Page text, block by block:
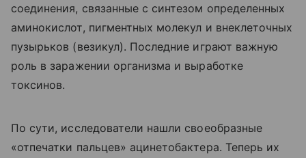
соединения, связанные с синтезом определенных
аминокислот, пигментных молекул и внеклеточных
пузырьков (везикул). Последние играют важную
роль в заражении организма и выработке
токсинов.
По сути, исследователи нашли своеобразные
«отпечатки пальцев» ацинетобактера. Теперь их